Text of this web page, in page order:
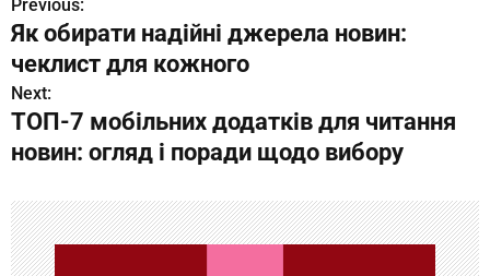
Н
а
в
и
а
ц
Previous:
Як обирати надійні джерела новин:
чеклист для кожного
Next:
ТОП-7 мобільних додатків для читання
новин: огляд і поради щодо вибору